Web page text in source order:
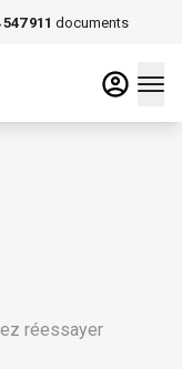
547 911 documents
réessayer